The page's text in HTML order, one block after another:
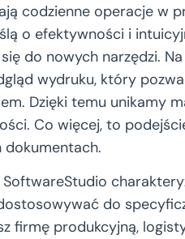
codzienne operacje w
o efektywności i
do nowych narzędzi.
wydruku, który
Dzięki temu unikamy
Co więcej, to
do
firmę produkcyjną,